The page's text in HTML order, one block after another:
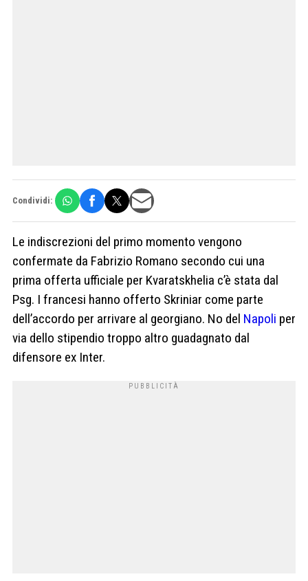
Condividi:
Le indiscrezioni del primo momento vengono
confermate da Fabrizio Romano secondo cui una
prima offerta ufficiale per Kvaratskhelia c’è stata dal
Psg. I francesi hanno offerto Skriniar come parte
dell’accordo per arrivare al georgiano. No del Napoli per
via dello stipendio troppo altro guadagnato dal
difensore ex Inter.